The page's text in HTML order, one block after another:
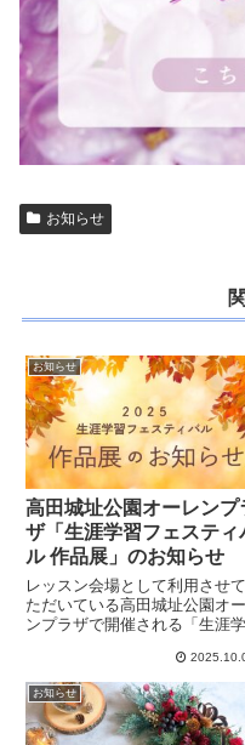
お知らせ
お知らせ
高田城址公園オーレンプ
ザ「生涯学習フェスティ
ル 作品展」のお知らせ
レッスン会場として利用させ
ただいている高田城址公園オ
ンプラザで開催される「生涯
様と一緒に出展させていただく
とになりました。それぞれの
を展示いたします。ぜひ多くの
にご覧いただけると嬉しいです
お知らせ